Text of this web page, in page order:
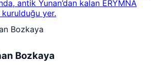
antik Yunan’dan kalan ERYMNA
yer.
Bozkaya